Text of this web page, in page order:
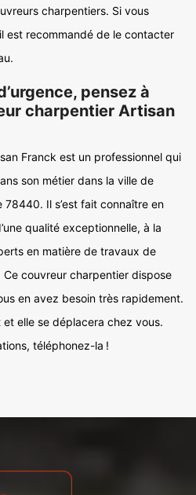
charpentiers. Si vous
est recommandé de le contacter
pensez à
charpentier Artisan
Franck est un professionnel qui
son métier dans la ville de
78440. Il s’est fait connaître en
qualité exceptionnelle, à la
en matière de travaux de
couvreur charpentier dispose
en avez besoin très rapidement.
elle se déplacera chez vous.
téléphonez-la !